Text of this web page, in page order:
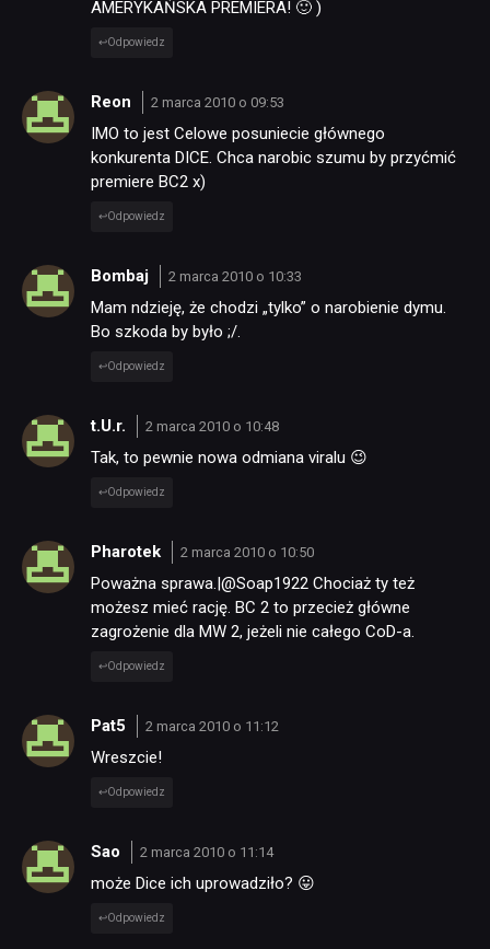
AMERYKAŃSKA PREMIERA! 🙂 )
Odpowiedz
Reon 2 marca 2010 o 09:53
IMO to jest Celowe posuniecie głównego
konkurenta DICE. Chca narobic szumu by przyćmić
premiere BC2 x)
Odpowiedz
Bombaj 2 marca 2010 o 10:33
Mam ndzieję, że chodzi „tylko” o narobienie dymu.
Bo szkoda by było ;/.
Odpowiedz
t.U.r. 2 marca 2010 o 10:48
Tak, to pewnie nowa odmiana viralu 😉
Odpowiedz
Pharotek 2 marca 2010 o 10:50
Poważna sprawa.|@Soap1922 Chociaż ty też
możesz mieć rację. BC 2 to przecież główne
zagrożenie dla MW 2, jeżeli nie całego CoD-a.
Odpowiedz
Pat5 2 marca 2010 o 11:12
Wreszcie!
Odpowiedz
Sao 2 marca 2010 o 11:14
może Dice ich uprowadziło? 😛
Odpowiedz